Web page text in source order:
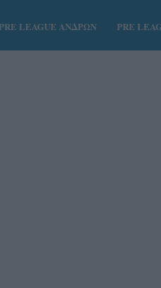
PRE LEAGUE ΑΝΔΡΩΝ PRE